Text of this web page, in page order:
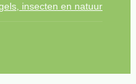
insecten en natuur